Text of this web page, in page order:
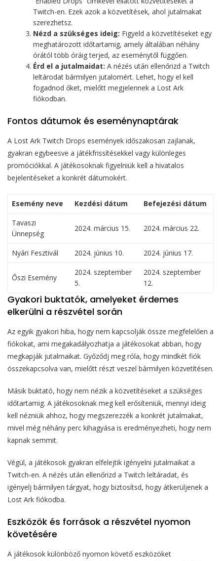
Twitch-en. Ezek azok a közvetítések, ahol jutalmakat
szerezhetsz.
Nézd a szükséges ideig: Figyeld a közvetítéseket egy
meghatározott időtartamig, amely általában néhány
órától több óráig terjed, az eseménytől függően.
Érd el a jutalmaidat: A nézés után ellenőrizd a Twitch
leltárodat bármilyen jutalomért. Lehet, hogy el kell
fogadnod őket, mielőtt megjelennek a Lost Ark
fiókodban.
Fontos dátumok és eseménynaptárak
A Lost Ark Twitch Drops események időszakosan zajlanak,
gyakran egybeesve a játékfrissítésekkel vagy különleges
promóciókkal. A játékosoknak figyelniük kell a hivatalos
bejelentéseket a konkrét dátumokért.
Esemény neve Kezdési dátum Befejezési dátum
Tavaszi
Ünnepség
2024. március 15. 2024. március 22.
Nyári Fesztivál 2024. június 10. 2024. június 17.
Őszi Esemény
2024. szeptember
5.
2024. szeptember
12.
Gyakori buktatók, amelyeket érdemes
elkerülni a részvétel során
Az egyik gyakori hiba, hogy nem kapcsolják össze megfelelően a
fiókokat, ami megakadályozhatja a játékosokat abban, hogy
megkapják jutalmaikat. Győződj meg róla, hogy mindkét fiók
összekapcsolva van, mielőtt részt veszel bármilyen közvetítésen.
Másik buktató, hogy nem nézik a közvetítéseket a szükséges
időtartamig. A játékosoknak meg kell erősíteniük, mennyi ideig
kell nézniük ahhoz, hogy megszerezzék a konkrét jutalmakat,
mivel még néhány perc kihagyása is eredményezheti, hogy nem
kapnak semmit.
Végül, a játékosok gyakran elfelejtik igényelni jutalmaikat a
Twitch-en. A nézés után ellenőrizd a Twitch leltáradat, és
igényelj bármilyen tárgyat, hogy biztosítsd, hogy átkerüljenek a
Lost Ark fiókodba.
Eszközök és források a részvétel nyomon
követésére
A játékosok különböző nyomon követő eszközöket